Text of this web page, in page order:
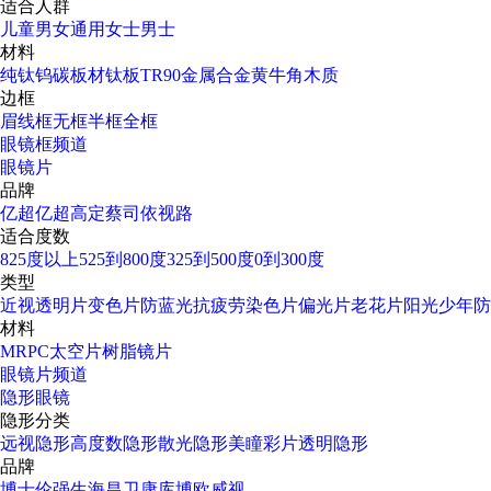
适合人群
儿童男女通用女士男士
材料
纯钛钨碳板材钛板TR90金属合金黄牛角木质
边框
眉线框无框半框全框
眼镜框频道
眼镜片
品牌
亿超亿超高定蔡司 依视路
适合度数
825度以上525到800度325到500度0到300度
类型
近视透明片变色片防蓝光抗疲劳染色片偏光片老花片阳光少年
材料
MRPC太空片树脂镜片
眼镜片频道
隐形眼镜
隐形分类
远视隐形高度数隐形散光隐形美瞳彩片透明隐形
品牌